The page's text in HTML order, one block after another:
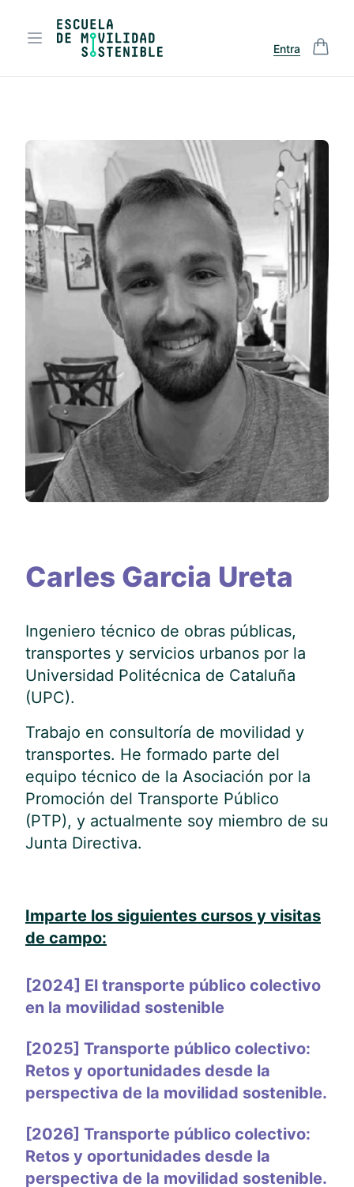
Entra
Carles Garcia Ureta
Ingeniero técnico de obras públicas,
transportes y servicios urbanos por la
Universidad Politécnica de Cataluña
(UPC).
Trabajo en consultoría de movilidad y
transportes. He formado parte del
equipo técnico de la Asociación por la
Promoción del Transporte Público
(PTP), y actualmente soy miembro de su
Junta Directiva.
Imparte los siguientes cursos y visitas
de campo:
[2024] El transporte público colectivo
en la movilidad sostenible
[2025] Transporte público colectivo:
Retos y oportunidades desde la
perspectiva de la movilidad sostenible.
[2026] Transporte público colectivo:
Retos y oportunidades desde la
perspectiva de la movilidad sostenible.